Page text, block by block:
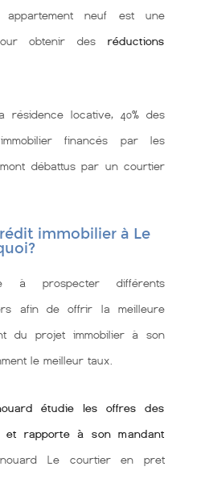
neuf est une
obtenir des réductions
résidence locative, 40% des
financés par les
débattus par un courtier
immobilier à Le
à prospecter différents
afin de offrir la meilleure
du projet immobilier à son
le meilleur taux.
étudie les offres des
et rapporte à son mandant
Le courtier en pret